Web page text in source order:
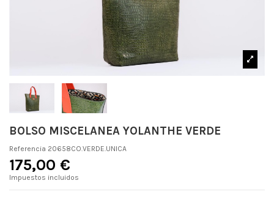
BOLSO MISCELANEA YOLANTHE VERDE
Referencia 20658CO.VERDE.UNICA
175,00 €
Impuestos incluidos